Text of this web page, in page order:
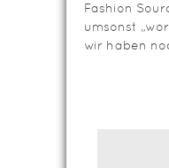
Fashion
umsonst
wir haben